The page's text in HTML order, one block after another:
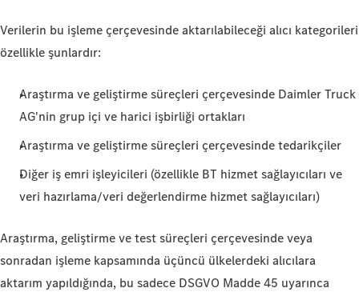
Verilerin bu işleme çerçevesinde aktarılabileceği alıcı kategorileri
özellikle şunlardır:
Araştırma ve geliştirme süreçleri çerçevesinde Daimler Truck
AG'nin grup içi ve harici işbirliği ortakları
Araştırma ve geliştirme süreçleri çerçevesinde tedarikçiler
Diğer iş emri işleyicileri (özellikle BT hizmet sağlayıcıları ve
veri hazırlama/veri değerlendirme hizmet sağlayıcıları)
Araştırma, geliştirme ve test süreçleri çerçevesinde veya
sonradan işleme kapsamında üçüncü ülkelerdeki alıcılara
aktarım yapıldığında, bu sadece DSGVO Madde 45 uyarınca